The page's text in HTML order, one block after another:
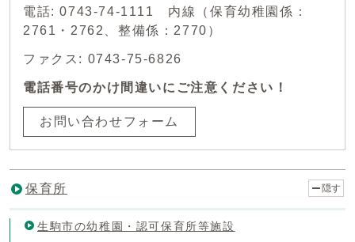
電話: 0743-74-1111 内線（保育幼稚園係：
2761・2762、整備係：2770）
ファクス: 0743-75-6826
電話番号のかけ間違いにご注意ください！
お問い合わせフォーム
保育所 隠す
生駒市の幼稚園・認可保育所等施設